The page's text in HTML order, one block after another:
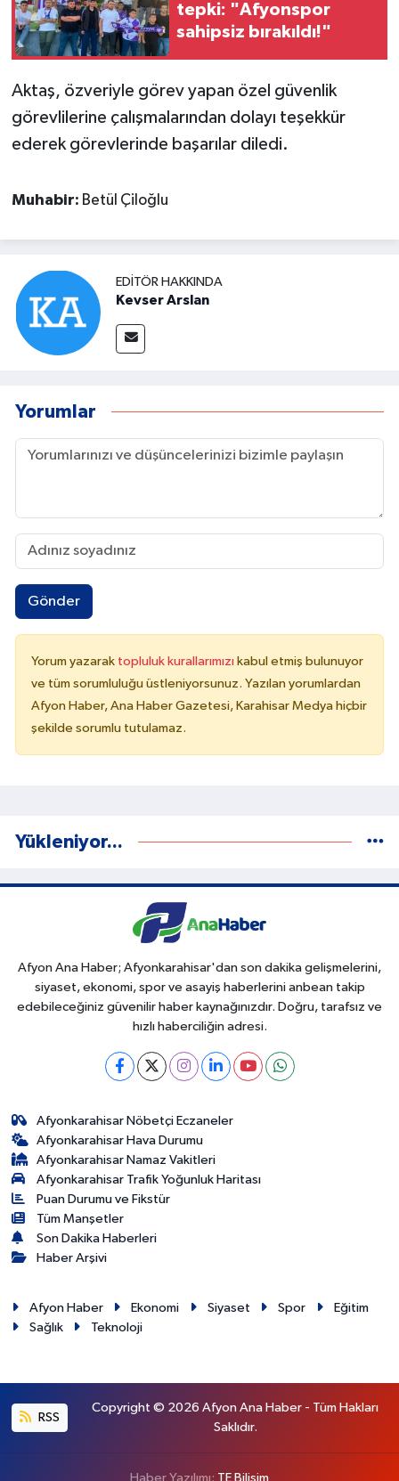
tepki: "Afyonspor
sahipsiz bırakıldı!"
Aktaş, özveriyle görev yapan özel güvenlik
görevlilerine çalışmalarından dolayı teşekkür
ederek görevlerinde başarılar diledi.
Muhabir: Betül Çiloğlu
EDITÖR HAKKINDA
Kevser Arslan
Yorumlar
Gönder
Yorum yazarak topluluk kurallarımızı kabul etmiş bulunuyor
ve tüm sorumluluğu üstleniyorsunuz. Yazılan yorumlardan
Afyon Haber, Ana Haber Gazetesi, Karahisar Medya hiçbir
şekilde sorumlu tutulamaz.
Yükleniyor...
Afyon Ana Haber; Afyonkarahisar'dan son dakika gelişmelerini,
siyaset, ekonomi, spor ve asayiş haberlerini anbean takip
edebileceğiniz güvenilir haber kaynağınızdır. Doğru, tarafsız ve
hızlı haberciliğin adresi.
Afyonkarahisar Nöbetçi Eczaneler
Afyonkarahisar Hava Durumu
Afyonkarahisar Namaz Vakitleri
Afyonkarahisar Trafik Yoğunluk Haritası
Puan Durumu ve Fikstür
Tüm Manşetler
Son Dakika Haberleri
Haber Arşivi
Afyon Haber Ekonomi Siyaset Spor
Eğitim
Sağlık
Teknoloji
RSS
Copyright © 2026 Afyon Ana Haber - Tüm Hakları
Saklıdır.
Haber Yazılımı: TE Bilişim